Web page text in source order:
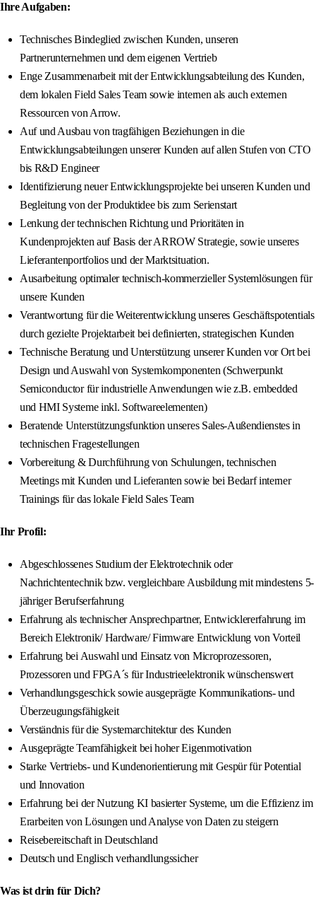
Ihre Aufgaben:
Technisches Bindeglied zwischen Kunden, unseren
Partnerunternehmen und dem eigenen Vertrieb
Enge Zusammenarbeit mit der Entwicklungsabteilung des Kunden,
dem lokalen Field Sales Team sowie internen als auch externen
Ressourcen von Arrow.
Auf und Ausbau von tragfähigen Beziehungen in die
Entwicklungsabteilungen unserer Kunden auf allen Stufen von CTO
bis R&D Engineer
Identifizierung neuer Entwicklungsprojekte bei unseren Kunden und
Begleitung von der Produktidee bis zum Serienstart
Lenkung der technischen Richtung und Prioritäten in
Kundenprojekten auf Basis der ARROW Strategie, sowie unseres
Lieferantenportfolios und der Marktsituation.
Ausarbeitung optimaler technisch-kommerzieller Systemlösungen für
unsere Kunden
Verantwortung für die Weiterentwicklung unseres Geschäftspotentials
durch gezielte Projektarbeit bei definierten, strategischen Kunden
Technische Beratung und Unterstützung unserer Kunden vor Ort bei
Design und Auswahl von Systemkomponenten (Schwerpunkt
Semiconductor für industrielle Anwendungen wie z.B. embedded
und HMI Systeme inkl. Softwareelementen)
Beratende Unterstützungsfunktion unseres Sales-Außendienstes in
technischen Fragestellungen
Vorbereitung & Durchführung von Schulungen, technischen
Meetings mit Kunden und Lieferanten sowie bei Bedarf interner
Trainings für das lokale Field Sales Team
Ihr Profil:
Abgeschlossenes Studium der Elektrotechnik oder
Nachrichtentechnik bzw. vergleichbare Ausbildung mit mindestens 5-
jähriger Berufserfahrung
Erfahrung als technischer Ansprechpartner, Entwicklererfahrung im
Bereich Elektronik/ Hardware/ Firmware Entwicklung von Vorteil
Erfahrung bei Auswahl und Einsatz von Microprozessoren,
Prozessoren und FPGA´s für Industrieelektronik wünschenswert
Verhandlungsgeschick sowie ausgeprägte Kommunikations- und
Überzeugungsfähigkeit
Verständnis für die Systemarchitektur des Kunden
Ausgeprägte Teamfähigkeit bei hoher Eigenmotivation
Starke Vertriebs- und Kundenorientierung mit Gespür für Potential
und Innovation
Erfahrung bei der Nutzung KI basierter Systeme, um die Effizienz im
Erarbeiten von Lösungen und Analyse von Daten zu steigern
Reisebereitschaft in Deutschland
Deutsch und Englisch verhandlungssicher
Was ist drin für Dich?